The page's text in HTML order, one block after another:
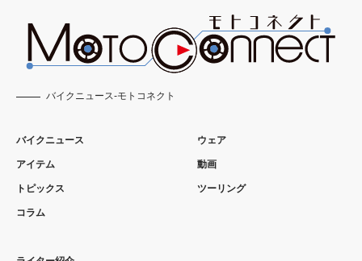
バイクニュース-モトコネクト
バイクニュース
アイテム
トピックス
コラム
ウェア
動画
ツーリング